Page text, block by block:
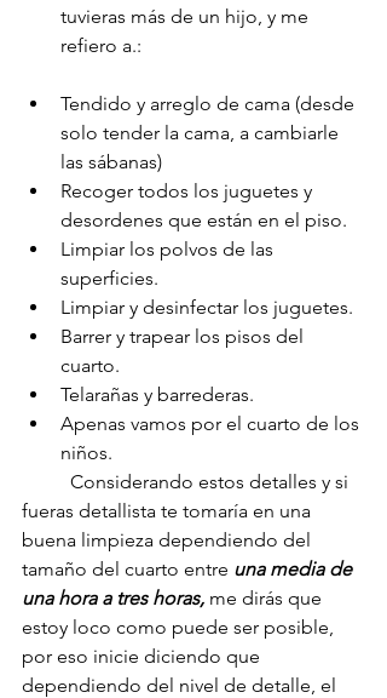
tuvieras más de un hijo, y me
refiero a.:
Tendido y arreglo de cama (desde
solo tender la cama, a cambiarle
las sábanas)
Recoger todos los juguetes y
desordenes que están en el piso.
Limpiar los polvos de las
superficies.
Limpiar y desinfectar los juguetes.
Barrer y trapear los pisos del
cuarto.
Telarañas y barrederas.
Apenas vamos por el cuarto de los
niños.
fueras detallista te tomaría en una
buena limpieza dependiendo del
tamaño del cuarto entre una media de
una hora a tres horas, me dirás que
estoy loco como puede ser posible,
por eso inicie diciendo que
dependiendo del nivel de detalle, el